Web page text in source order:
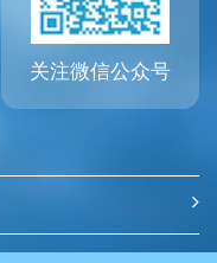
关注微信公众号